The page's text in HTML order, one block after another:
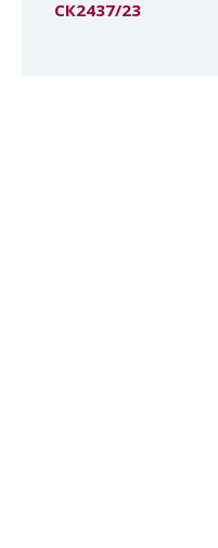
СК2437/23